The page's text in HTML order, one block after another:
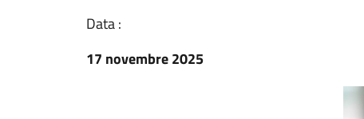
Data :
17 novembre 2025